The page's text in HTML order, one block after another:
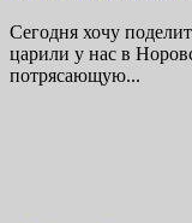
Сегодня хочу
царили у нас в
потрясающую...